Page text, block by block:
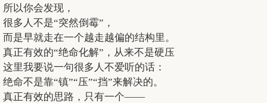
所以你会发现，
很多人不是“突然倒霉”，
而是早就走在一个越走越偏的结构里。
真正有效的“绝命化解”，从来不是硬压
这里我要说一句很多人不爱听的话：
绝命不是靠“镇”“压”“挡”来解决的。
真正有效的思路，只有一个——